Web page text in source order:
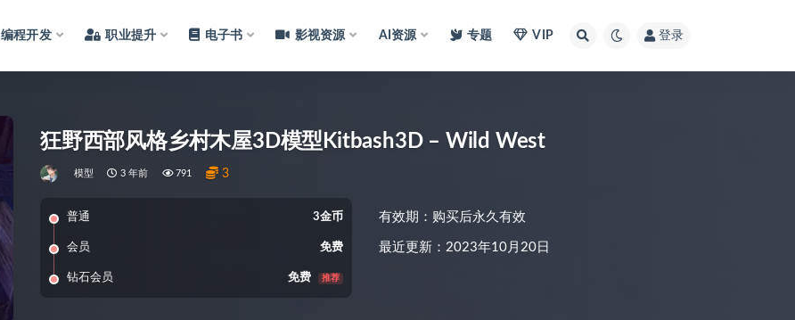
编程开发 职业提升 电子书 影视资源 AI资源 专题 VIP 登录
狂野西部风格乡村木屋3D模型Kitbash3D – Wild West
模型 3 年前 791 3
普通 3金币
会员 免费
钻石会员 免费 推荐
有效期：购买后永久有效
最近更新：2023年10月20日